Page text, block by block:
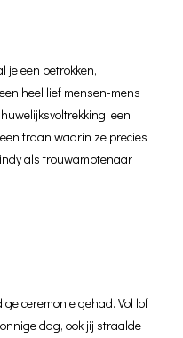
je een betrokken,
heel lief mensen-mens
een
traan waarin ze precies
als trouwambtenaar
ceremonie gehad. Vol lof
dag, ook jij straalde